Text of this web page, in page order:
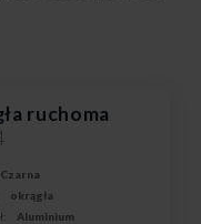
ruchoma
Czarna
okrągła
Aluminium